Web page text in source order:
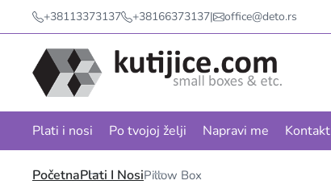
+38113373137 +38166373137| office@deto.rs
Plati i nosi Po tvojoj želji Napravi me Kontakt
PočetnaPlati I NosiPillow Box